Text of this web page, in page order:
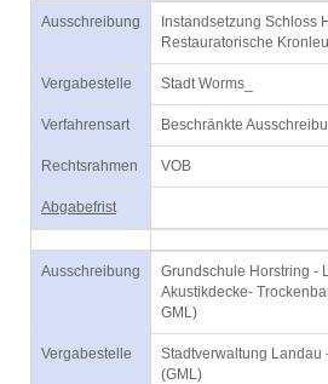
Ausschreibung
Instandsetzung Schloss
Restauratorische
Vergabestelle Stadt Worms_
Verfahrensart Beschränkte
Rechtsrahmen VOB
Abgabefrist
Ausschreibung
Grundschule Horstring -
Akustikdecke-
GML)
Vergabestelle
Stadtverwaltung Landau
(GML)